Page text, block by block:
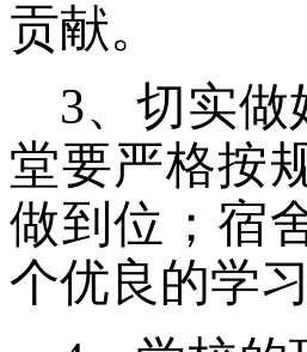
贡献。
3、切实
堂要严格按
做到位；宿
个优良的学